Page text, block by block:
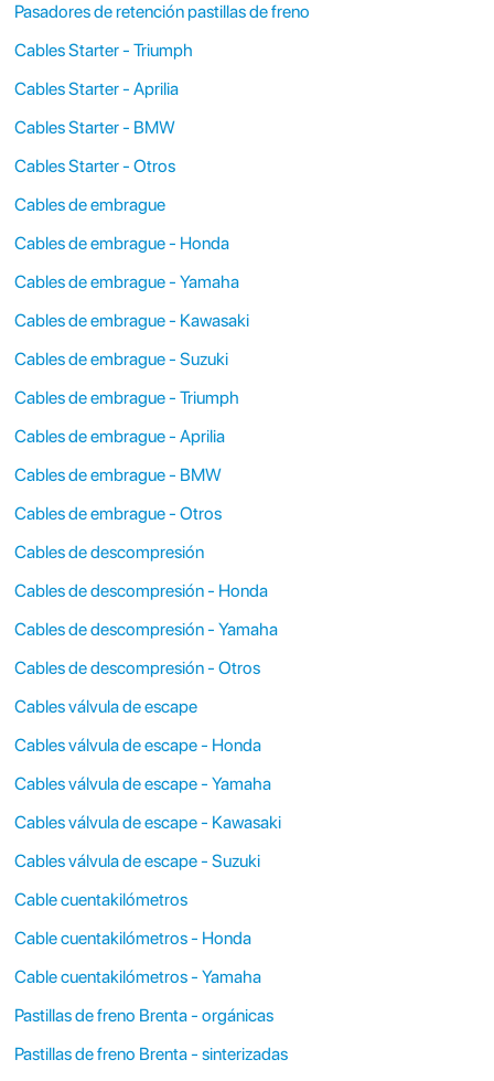
Pasadores de retención pastillas de freno
Cables Starter - Triumph
Cables Starter - Aprilia
Cables Starter - BMW
Cables Starter - Otros
Cables de embrague
Cables de embrague - Honda
Cables de embrague - Yamaha
Cables de embrague - Kawasaki
Cables de embrague - Suzuki
Cables de embrague - Triumph
Cables de embrague - Aprilia
Cables de embrague - BMW
Cables de embrague - Otros
Cables de descompresión
Cables de descompresión - Honda
Cables de descompresión - Yamaha
Cables de descompresión - Otros
Cables válvula de escape
Cables válvula de escape - Honda
Cables válvula de escape - Yamaha
Cables válvula de escape - Kawasaki
Cables válvula de escape - Suzuki
Cable cuentakilómetros
Cable cuentakilómetros - Honda
Cable cuentakilómetros - Yamaha
Pastillas de freno Brenta - orgánicas
Pastillas de freno Brenta - sinterizadas